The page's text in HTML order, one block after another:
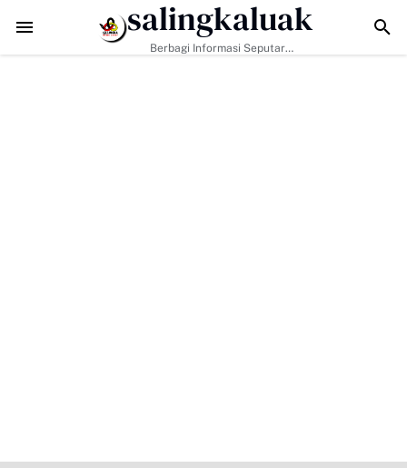
Tantangan Era Digital, Arisal Aziz Ajak Masyarakat Perkuat Nilai
salingkaluak
Berbagi Informasi Seputar